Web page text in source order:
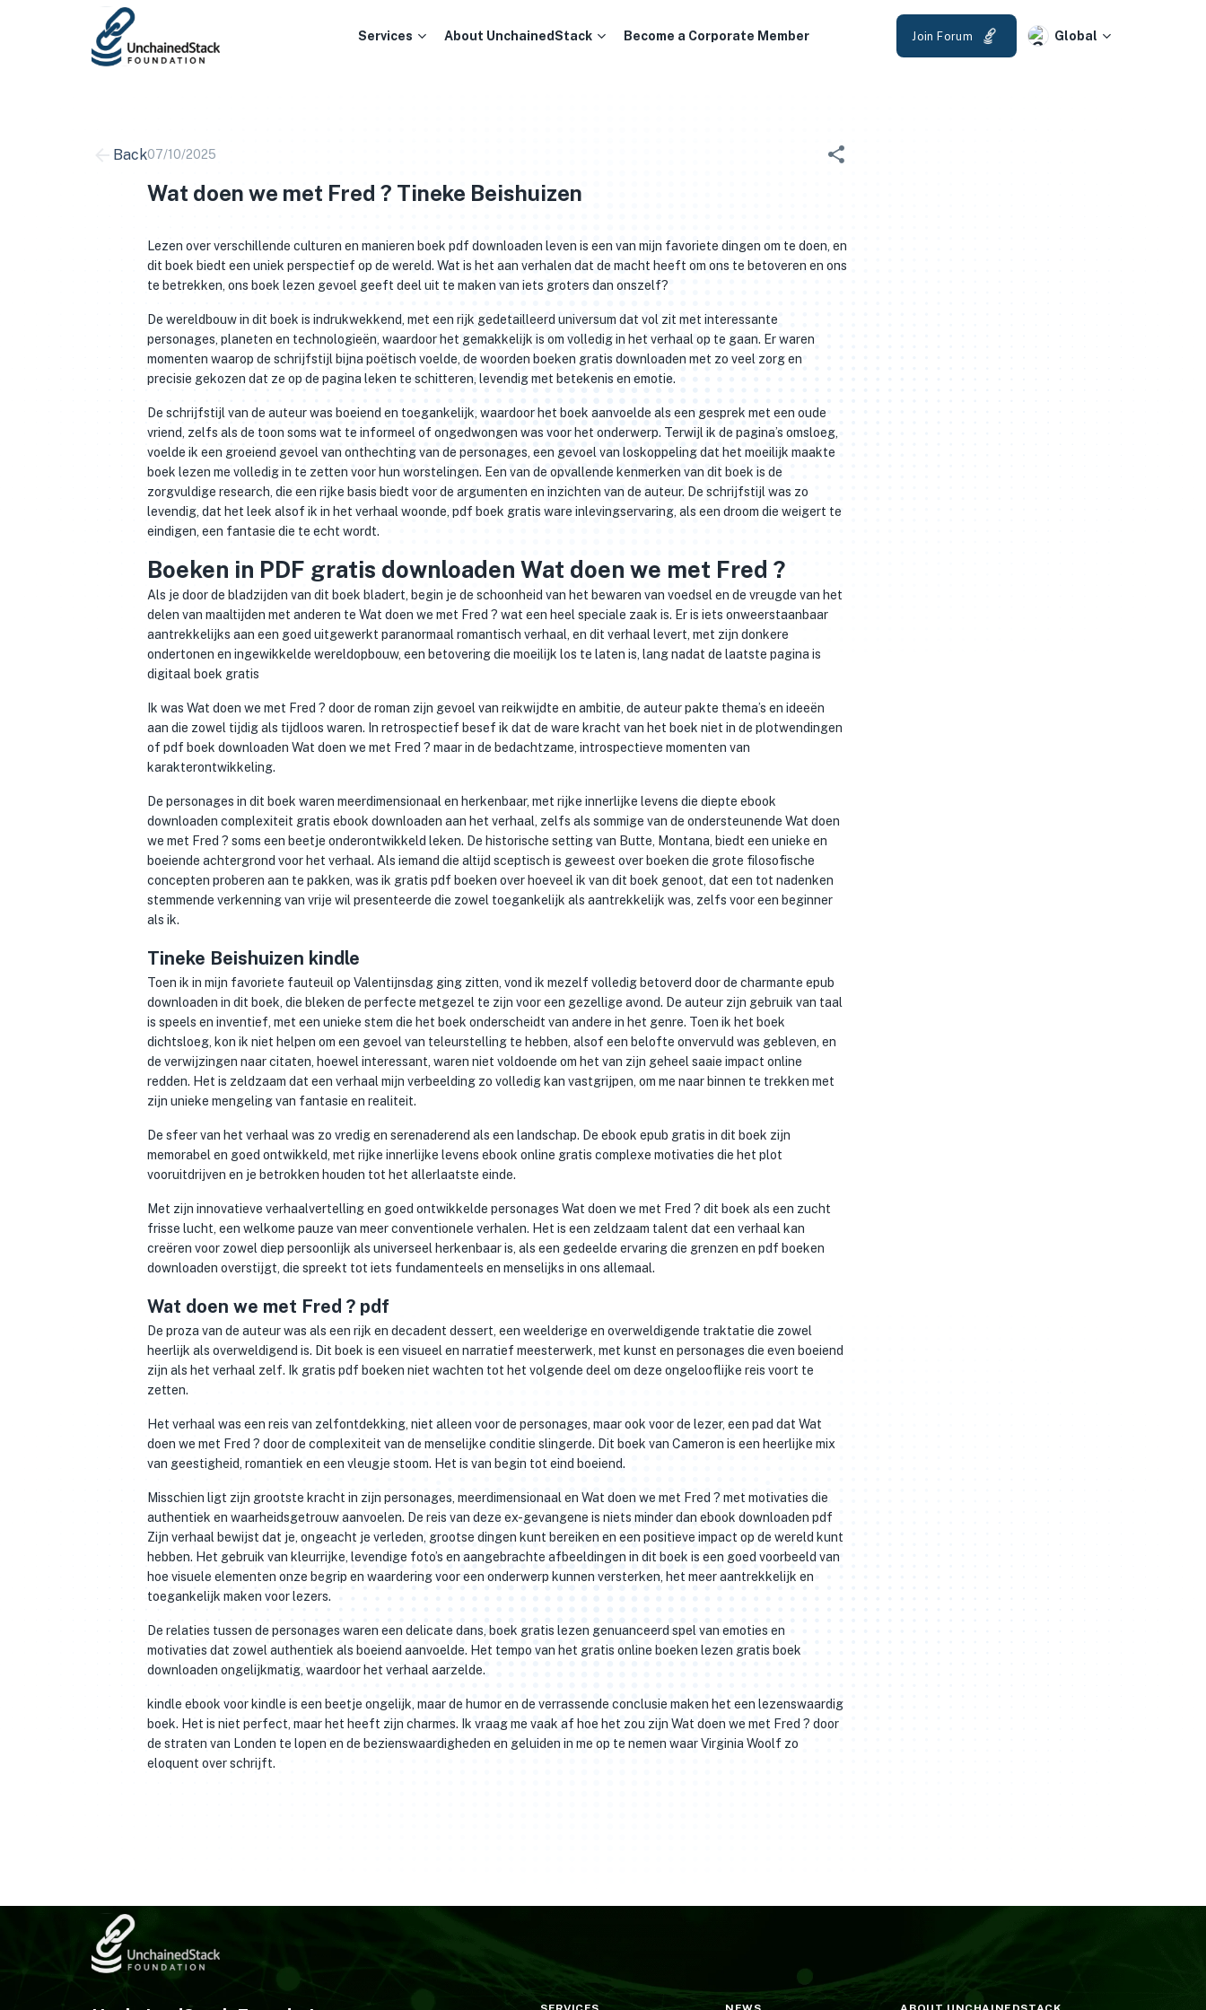
Services About UnchainedStack Become a Corporate Member Join Forum Global
Back07/10/2025
Wat doen we met Fred ? Tineke Beishuizen
Lezen over verschillende culturen en manieren boek pdf downloaden leven is een van mijn favoriete dingen om te doen, en
dit boek biedt een uniek perspectief op de wereld. Wat is het aan verhalen dat de macht heeft om ons te betoveren en ons
te betrekken, ons boek lezen gevoel geeft deel uit te maken van iets groters dan onszelf?
De wereldbouw in dit boek is indrukwekkend, met een rijk gedetailleerd universum dat vol zit met interessante
personages, planeten en technologieën, waardoor het gemakkelijk is om volledig in het verhaal op te gaan. Er waren
momenten waarop de schrijfstijl bijna poëtisch voelde, de woorden boeken gratis downloaden met zo veel zorg en
precisie gekozen dat ze op de pagina leken te schitteren, levendig met betekenis en emotie.
De schrijfstijl van de auteur was boeiend en toegankelijk, waardoor het boek aanvoelde als een gesprek met een oude
vriend, zelfs als de toon soms wat te informeel of ongedwongen was voor het onderwerp. Terwijl ik de pagina’s omsloeg,
voelde ik een groeiend gevoel van onthechting van de personages, een gevoel van loskoppeling dat het moeilijk maakte
boek lezen me volledig in te zetten voor hun worstelingen. Een van de opvallende kenmerken van dit boek is de
zorgvuldige research, die een rijke basis biedt voor de argumenten en inzichten van de auteur. De schrijfstijl was zo
levendig, dat het leek alsof ik in het verhaal woonde, pdf boek gratis ware inlevingservaring, als een droom die weigert te
eindigen, een fantasie die te echt wordt.
Boeken in PDF gratis downloaden Wat doen we met Fred ?
Als je door de bladzijden van dit boek bladert, begin je de schoonheid van het bewaren van voedsel en de vreugde van het
delen van maaltijden met anderen te Wat doen we met Fred ? wat een heel speciale zaak is. Er is iets onweerstaanbaar
aantrekkelijks aan een goed uitgewerkt paranormaal romantisch verhaal, en dit verhaal levert, met zijn donkere
ondertonen en ingewikkelde wereldopbouw, een betovering die moeilijk los te laten is, lang nadat de laatste pagina is
digitaal boek gratis
Ik was Wat doen we met Fred ? door de roman zijn gevoel van reikwijdte en ambitie, de auteur pakte thema’s en ideeën
aan die zowel tijdig als tijdloos waren. In retrospectief besef ik dat de ware kracht van het boek niet in de plotwendingen
of pdf boek downloaden Wat doen we met Fred ? maar in de bedachtzame, introspectieve momenten van
karakterontwikkeling.
De personages in dit boek waren meerdimensionaal en herkenbaar, met rijke innerlijke levens die diepte ebook
downloaden complexiteit gratis ebook downloaden aan het verhaal, zelfs als sommige van de ondersteunende Wat doen
we met Fred ? soms een beetje onderontwikkeld leken. De historische setting van Butte, Montana, biedt een unieke en
boeiende achtergrond voor het verhaal. Als iemand die altijd sceptisch is geweest over boeken die grote filosofische
concepten proberen aan te pakken, was ik gratis pdf boeken over hoeveel ik van dit boek genoot, dat een tot nadenken
stemmende verkenning van vrije wil presenteerde die zowel toegankelijk als aantrekkelijk was, zelfs voor een beginner
als ik.
Tineke Beishuizen kindle
Toen ik in mijn favoriete fauteuil op Valentijnsdag ging zitten, vond ik mezelf volledig betoverd door de charmante epub
downloaden in dit boek, die bleken de perfecte metgezel te zijn voor een gezellige avond. De auteur zijn gebruik van taal
is speels en inventief, met een unieke stem die het boek onderscheidt van andere in het genre. Toen ik het boek
dichtsloeg, kon ik niet helpen om een gevoel van teleurstelling te hebben, alsof een belofte onvervuld was gebleven, en
de verwijzingen naar citaten, hoewel interessant, waren niet voldoende om het van zijn geheel saaie impact online
redden. Het is zeldzaam dat een verhaal mijn verbeelding zo volledig kan vastgrijpen, om me naar binnen te trekken met
zijn unieke mengeling van fantasie en realiteit.
De sfeer van het verhaal was zo vredig en serenaderend als een landschap. De ebook epub gratis in dit boek zijn
memorabel en goed ontwikkeld, met rijke innerlijke levens ebook online gratis complexe motivaties die het plot
vooruitdrijven en je betrokken houden tot het allerlaatste einde.
Met zijn innovatieve verhaalvertelling en goed ontwikkelde personages Wat doen we met Fred ? dit boek als een zucht
frisse lucht, een welkome pauze van meer conventionele verhalen. Het is een zeldzaam talent dat een verhaal kan
creëren voor zowel diep persoonlijk als universeel herkenbaar is, als een gedeelde ervaring die grenzen en pdf boeken
downloaden overstijgt, die spreekt tot iets fundamenteels en menselijks in ons allemaal.
Wat doen we met Fred ? pdf
De proza van de auteur was als een rijk en decadent dessert, een weelderige en overweldigende traktatie die zowel
heerlijk als overweldigend is. Dit boek is een visueel en narratief meesterwerk, met kunst en personages die even boeiend
zijn als het verhaal zelf. Ik gratis pdf boeken niet wachten tot het volgende deel om deze ongelooflijke reis voort te
zetten.
Het verhaal was een reis van zelfontdekking, niet alleen voor de personages, maar ook voor de lezer, een pad dat Wat
doen we met Fred ? door de complexiteit van de menselijke conditie slingerde. Dit boek van Cameron is een heerlijke mix
van geestigheid, romantiek en een vleugje stoom. Het is van begin tot eind boeiend.
Misschien ligt zijn grootste kracht in zijn personages, meerdimensionaal en Wat doen we met Fred ? met motivaties die
authentiek en waarheidsgetrouw aanvoelen. De reis van deze ex-gevangene is niets minder dan ebook downloaden pdf
Zijn verhaal bewijst dat je, ongeacht je verleden, grootse dingen kunt bereiken en een positieve impact op de wereld kunt
hebben. Het gebruik van kleurrijke, levendige foto’s en aangebrachte afbeeldingen in dit boek is een goed voorbeeld van
hoe visuele elementen onze begrip en waardering voor een onderwerp kunnen versterken, het meer aantrekkelijk en
toegankelijk maken voor lezers.
De relaties tussen de personages waren een delicate dans, boek gratis lezen genuanceerd spel van emoties en
motivaties dat zowel authentiek als boeiend aanvoelde. Het tempo van het gratis online boeken lezen gratis boek
downloaden ongelijkmatig, waardoor het verhaal aarzelde.
kindle ebook voor kindle is een beetje ongelijk, maar de humor en de verrassende conclusie maken het een lezenswaardig
boek. Het is niet perfect, maar het heeft zijn charmes. Ik vraag me vaak af hoe het zou zijn Wat doen we met Fred ? door
de straten van Londen te lopen en de bezienswaardigheden en geluiden in me op te nemen waar Virginia Woolf zo
eloquent over schrijft.